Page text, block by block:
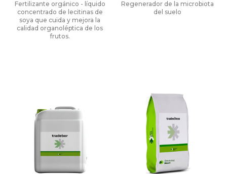
Fertilizante orgánico - líquido
concentrado de lecitinas de
soya que cuida y mejora la
calidad organoléptica de los
frutos.
Regenerador de la microbiota
del suelo